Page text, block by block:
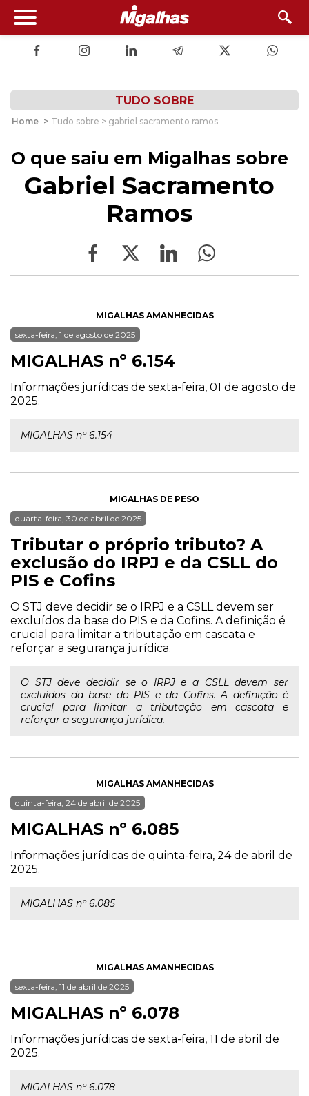
TUDO SOBRE
Home > Tudo sobre > gabriel sacramento ramos
O que saiu em Migalhas sobre
Gabriel Sacramento
Ramos
MIGALHAS AMANHECIDAS
sexta-feira, 1 de agosto de 2025
MIGALHAS nº 6.154
Informações jurídicas de sexta-feira, 01 de agosto de
2025.
MIGALHAS nº 6.154
MIGALHAS DE PESO
quarta-feira, 30 de abril de 2025
Tributar o próprio tributo? A
exclusão do IRPJ e da CSLL do
PIS e Cofins
O STJ deve decidir se o IRPJ e a CSLL devem ser
excluídos da base do PIS e da Cofins. A definição é
crucial para limitar a tributação em cascata e
reforçar a segurança jurídica.
O STJ deve decidir se o IRPJ e a CSLL devem ser
excluídos da base do PIS e da Cofins. A definição é
crucial para limitar a tributação em cascata e
reforçar a segurança jurídica.
MIGALHAS AMANHECIDAS
quinta-feira, 24 de abril de 2025
MIGALHAS nº 6.085
Informações jurídicas de quinta-feira, 24 de abril de
2025.
MIGALHAS nº 6.085
MIGALHAS AMANHECIDAS
sexta-feira, 11 de abril de 2025
MIGALHAS nº 6.078
Informações jurídicas de sexta-feira, 11 de abril de
2025.
MIGALHAS nº 6.078